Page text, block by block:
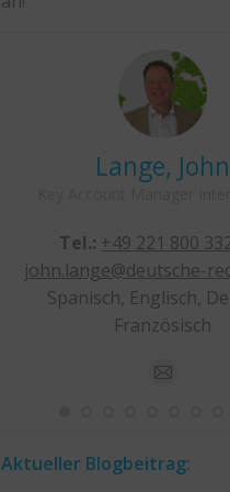
Lange, John
Tel.: +49 221 800
john.lange@deutsche-
Spanisch, Englisch,
Französisch
E-
Aktueller Blogbeitrag: